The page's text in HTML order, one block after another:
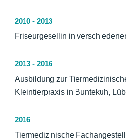
2010 - 2013
Friseurgesellin in
2013 - 2016
Ausbildung zur
Kleintierpraxis in Buntekuh,
2016
Tiermedizinische